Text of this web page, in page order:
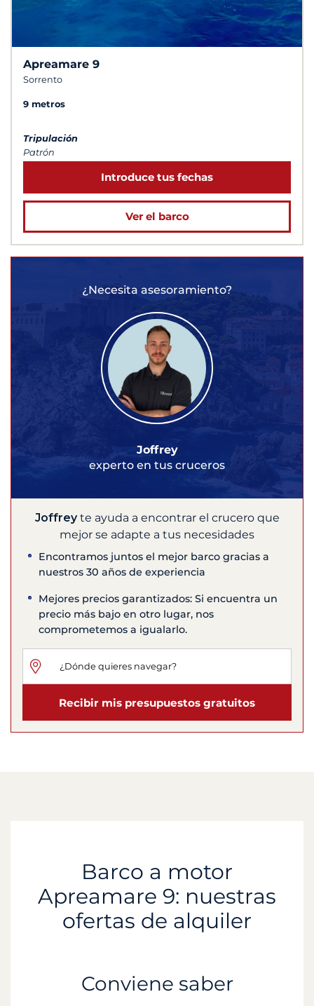
Apreamare 9
Sorrento
9 metros
Tripulación
Patrón
Introduce tus fechas
Ver el barco
¿Necesita asesoramiento?
Joffrey
experto en tus cruceros
Joffreyte ayuda a encontrar el crucero que
mejor se adapte a tus necesidades
Encontramos juntos el mejor barco gracias a
nuestros 30 años de experiencia
Mejores precios garantizados: Si encuentra un
precio más bajo en otro lugar, nos
comprometemos a igualarlo.
Recibir mis presupuestos gratuitos
Barco a motor
Apreamare 9: nuestras
ofertas de alquiler
Conviene saber